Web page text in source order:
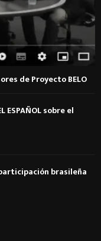
de Proyecto BELO
ESPAÑOL sobre el
participación brasileña